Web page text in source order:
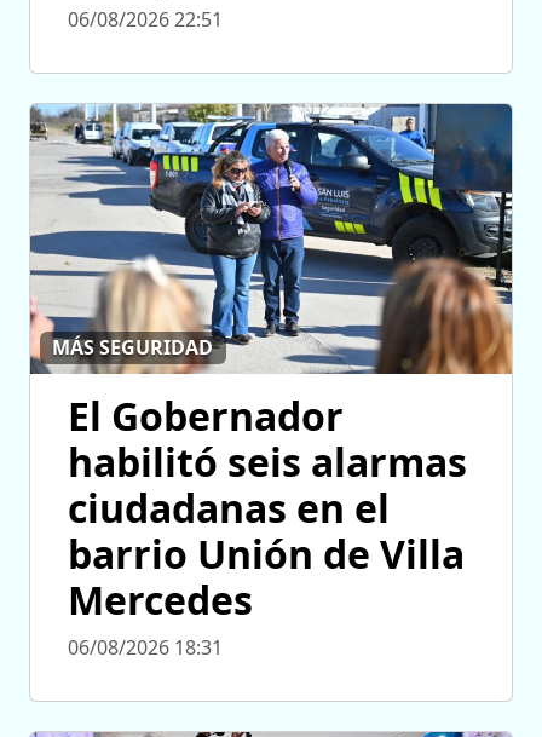
06/08/2026 22:51
MÁS SEGURIDAD
El Gobernador
habilitó seis alarmas
ciudadanas en el
barrio Unión de Villa
Mercedes
06/08/2026 18:31